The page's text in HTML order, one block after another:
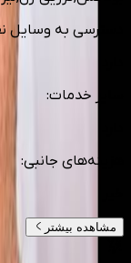
دسترسی به وسایل
سایر خدمات:
هزینه‌های جانبی:
مشاهده بیشتر